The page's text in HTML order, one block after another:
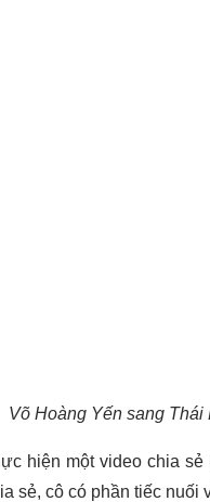
Võ Hoàng Yến sang Thái
hiện một video chia
sẻ, cô có phần tiếc